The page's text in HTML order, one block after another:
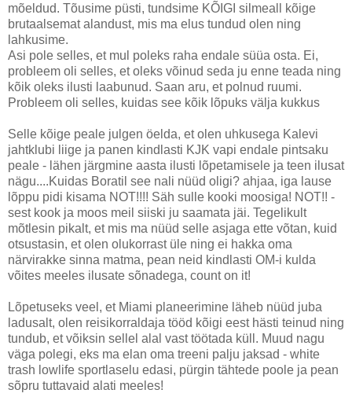
mõeldud. Tõusime püsti, tundsime KÕIGI silmeall kõige
brutaalsemat alandust, mis ma elus tundud olen ning
lahkusime.
Asi pole selles, et mul poleks raha endale süüa osta. Ei,
probleem oli selles, et oleks võinud seda ju enne teada ning
kõik oleks ilusti laabunud. Saan aru, et polnud ruumi.
Probleem oli selles, kuidas see kõik lõpuks välja kukkus
Selle kõige peale julgen öelda, et olen uhkusega Kalevi
jahtklubi liige ja panen kindlasti KJK vapi endale pintsaku
peale - lähen järgmine aasta ilusti lõpetamisele ja teen ilusat
nägu....Kuidas Boratil see nali nüüd oligi? ahjaa, iga lause
lõppu pidi kisama NOT!!!! Säh sulle kooki moosiga! NOT!! -
sest kook ja moos meil siiski ju saamata jäi. Tegelikult
mõtlesin pikalt, et mis ma nüüd selle asjaga ette võtan, kuid
otsustasin, et olen olukorrast üle ning ei hakka oma
närvirakke sinna matma, pean neid kindlasti OM-i kulda
võites meeles ilusate sõnadega, count on it!
Lõpetuseks veel, et Miami planeerimine läheb nüüd juba
ladusalt, olen reisikorraldaja tööd kõigi eest hästi teinud ning
tundub, et võiksin sellel alal vast töötada küll. Muud nagu
väga polegi, eks ma elan oma treeni palju jaksad - white
trash lowlife sportlaselu edasi, pürgin tähtede poole ja pean
sõpru tuttavaid alati meeles!